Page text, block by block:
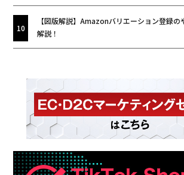
【図版解説】Amazonバリエーション登録
解説！